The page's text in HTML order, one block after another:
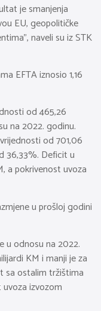
je smanjenja
EU, geopolitičke
naveli su iz STK
EFTA iznosio 1,16
od 465,26
na 2022. godinu.
od 701,06
36,33%. Deficit u
a pokrivenost uvoza
u prošloj godini
u odnosu na 2022.
KM i manji je za
sa ostalim tržištima
izvozom